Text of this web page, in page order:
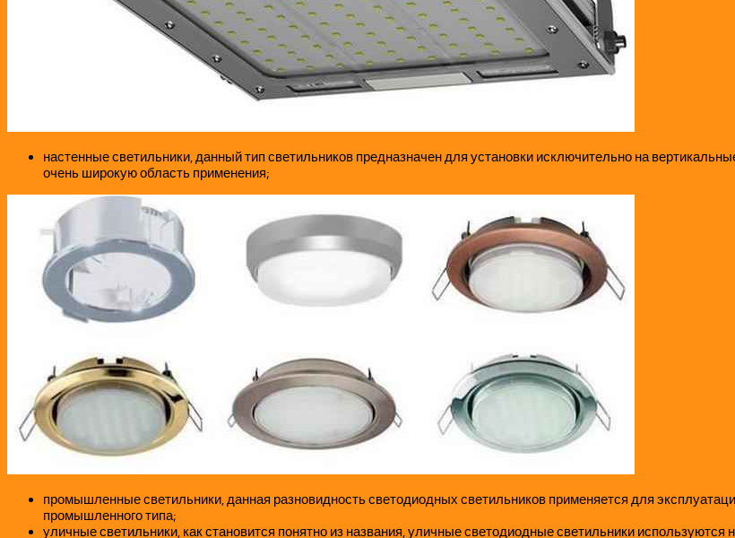
настенные светильники, данный тип светильников предназначен для установки исключительно на
очень широкую область применения;
промышленные светильники, данная разновидность светодиодных светильников применяется для
промышленного типа;
уличные светильники, как становится понятно из названия, уличные светодиодные светильники